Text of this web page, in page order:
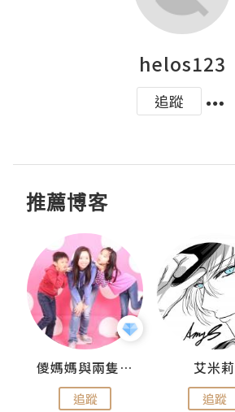
helos123
追蹤
推薦博客
儍媽媽與兩隻小魔怪之家
追蹤
艾米莉
追蹤